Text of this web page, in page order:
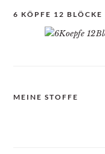
6 KÖPFE 12
MEINE STOFFE